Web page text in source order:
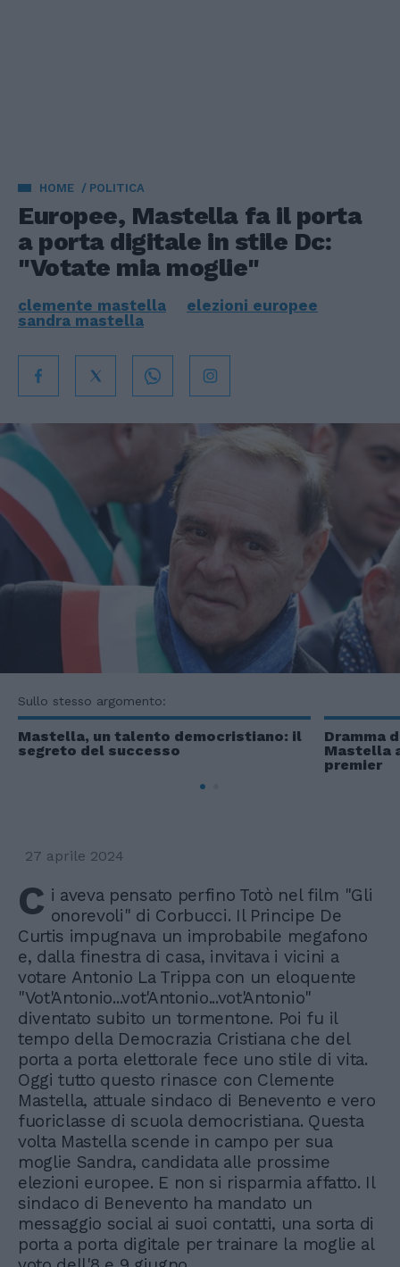
HOME POLITICA
Europee, Mastella fa il porta
a porta digitale in stile Dc:
"Votate mia moglie"
clemente mastella
elezioni europee
sandra mastella
Sullo stesso argomento:
Mastella, un talento democristiano: il
segreto del successo
Dramma
Mastella
premier
27 aprile 2024
C i aveva pensato perfino Totò nel film "Gli
onorevoli" di Corbucci. Il Principe De
Curtis impugnava un improbabile megafono
e, dalla finestra di casa, invitava i vicini a
votare Antonio La Trippa con un eloquente
"Vot'Antonio...vot'Antonio...vot'Antonio"
diventato subito un tormentone. Poi fu il
tempo della Democrazia Cristiana che del
porta a porta elettorale fece uno stile di vita.
Oggi tutto questo rinasce con Clemente
Mastella, attuale sindaco di Benevento e vero
fuoriclasse di scuola democristiana. Questa
volta Mastella scende in campo per sua
moglie Sandra, candidata alle prossime
elezioni europee. E non si risparmia affatto. Il
sindaco di Benevento ha mandato un
messaggio social ai suoi contatti, una sorta di
porta a porta digitale per trainare la moglie al